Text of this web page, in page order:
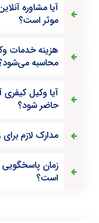
آیا مشاوره
موثر است؟
هزینه خدمات
محاسبه
آیا وکیل کیفری
حاضر شود؟
مدارک لازم
زمان پاسخگویی
است؟